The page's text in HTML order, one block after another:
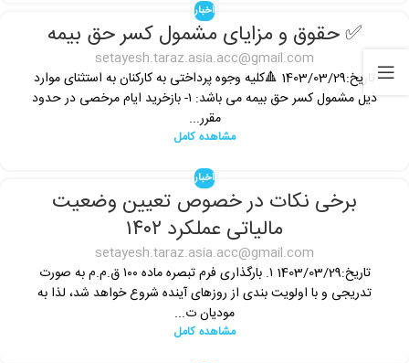
اخبار
✅ حقوق و مزایای مشمول کسر حق بیمه
setayesh.taraz.asia.acc@gmail.com
تاریخ:1403/03/29 🔺کلیه وجوه پرداختی به کارکنان به استثنای موارد
ذیل مشمول کسر حق بیمه می باشد: ۱- بازخرید ایام مرخصی در حدود
مقرر...
مشاهده کامل
اخبار
برخی نکات در خصوص تعیین وضعیت
مالیاتی عملکرد ۱۴۰۲
setayesh.taraz.asia.acc@gmail.com
تاریخ:1403/03/29 ۱. بارگذاری فرم تبصره ماده ۱۰۰ ق.م.م به صورت
تدریجی و با اولویت بندی از روزهای آینده شروع خواهد شد، لذا به
مودیان ت...
مشاهده کامل